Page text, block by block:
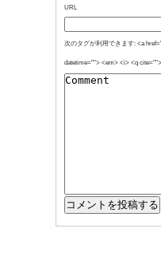
URL
次のタグが利用できます: <a
datetime=""> <em> <i> <q